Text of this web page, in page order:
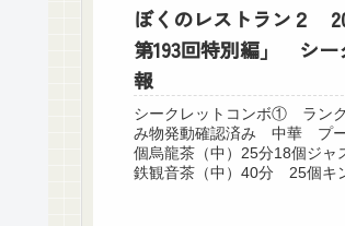
ぼくのレストラン２
第193回特別編」 シー
報
シークレットコンボ① ラン
み物発動確認済み 中華 プー
個烏龍茶（中）25分18個ジャ
鉄観音茶（中）40分 25個キ